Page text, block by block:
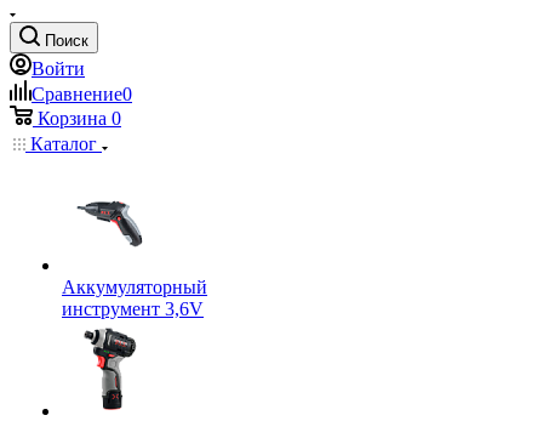
Поиск
Войти
Сравнение0
Корзина 0
Каталог
Аккумуляторный
инструмент 3,6V